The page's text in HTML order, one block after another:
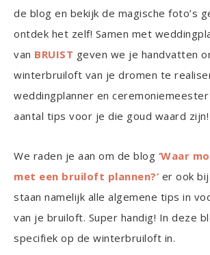
de blog en bekijk de magische foto’s
ontdek het zelf! Samen met
van BRUIST geven we je handvatten
winterbruiloft van je dromen te
weddingplanner en
aantal tips voor je die goud waard zijn!
We raden je aan om de blog ‘Waar
met een bruiloft plannen?’ er ook
staan namelijk alle algemene tips in
van je bruiloft. Super handig! In deze
specifiek op de winterbruiloft in.